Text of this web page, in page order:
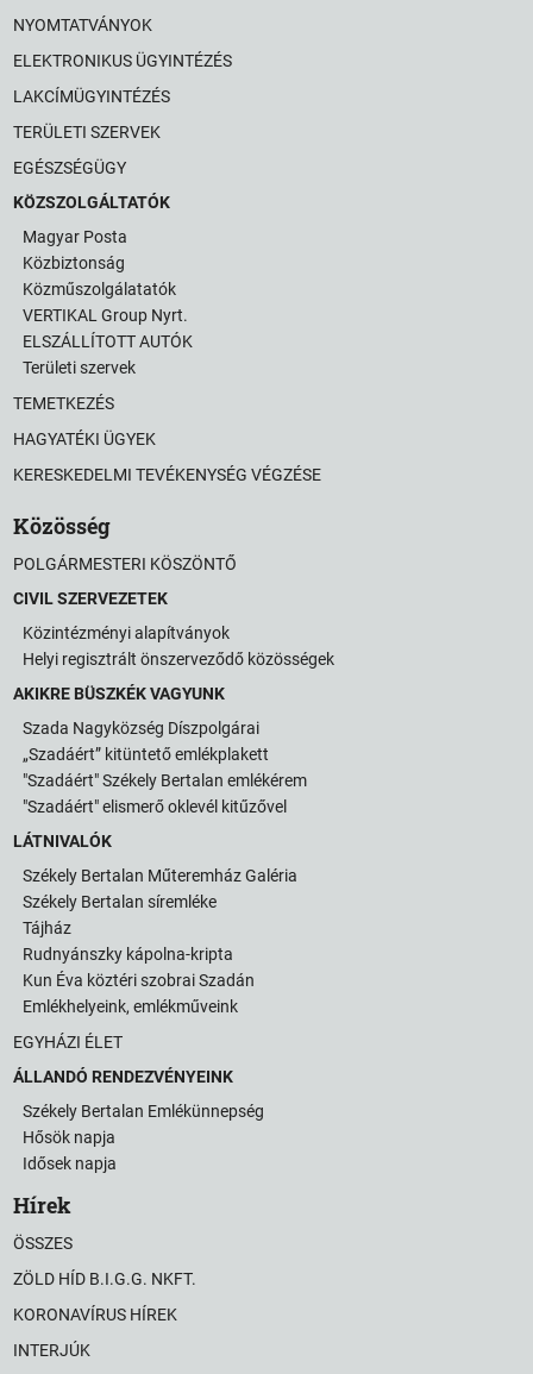
NYOMTATVÁNYOK
ELEKTRONIKUS ÜGYINTÉZÉS
LAKCÍMÜGYINTÉZÉS
TERÜLETI SZERVEK
EGÉSZSÉGÜGY
KÖZSZOLGÁLTATÓK
Magyar Posta
Közbiztonság
Közműszolgálatatók
VERTIKAL Group Nyrt.
ELSZÁLLÍTOTT AUTÓK
Területi szervek
TEMETKEZÉS
HAGYATÉKI ÜGYEK
KERESKEDELMI TEVÉKENYSÉG VÉGZÉSE
Közösség
POLGÁRMESTERI KÖSZÖNTŐ
CIVIL SZERVEZETEK
Közintézményi alapítványok
Helyi regisztrált önszerveződő közösségek
AKIKRE BÜSZKÉK VAGYUNK
Szada Nagyközség Díszpolgárai
„Szadáért” kitüntető emlékplakett
"Szadáért" Székely Bertalan emlékérem
"Szadáért" elismerő oklevél kitűzővel
LÁTNIVALÓK
Székely Bertalan Műteremház Galéria
Székely Bertalan síremléke
Tájház
Rudnyánszky kápolna-kripta
Kun Éva köztéri szobrai Szadán
Emlékhelyeink, emlékműveink
EGYHÁZI ÉLET
ÁLLANDÓ RENDEZVÉNYEINK
Székely Bertalan Emlékünnepség
Hősök napja
Idősek napja
Hírek
ÖSSZES
ZÖLD HÍD B.I.G.G. NKFT.
KORONAVÍRUS HÍREK
INTERJÚK